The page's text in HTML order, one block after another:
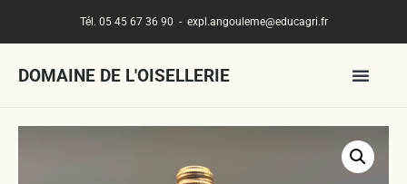
Tél. 05 45 67 36 90 - expl.angouleme@educagri.fr
DOMAINE DE L'OISELLERIE